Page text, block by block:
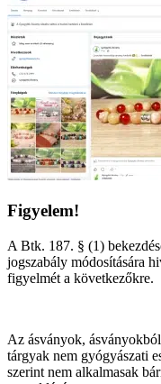
Figyelem!
A Btk. 187. § (1)
jogszabály módosítására
figyelmét a következőkre.
Az ásványok,
tárgyak nem gyógyászati
szerint nem alkalmasak